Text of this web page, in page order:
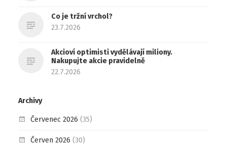
Co je tržní vrchol?
23.7.2026
Akcioví optimisti vydělávají miliony.
Nakupujte akcie pravidelně
22.7.2026
Archivy
Červenec 2026 (35)
Červen 2026 (30)